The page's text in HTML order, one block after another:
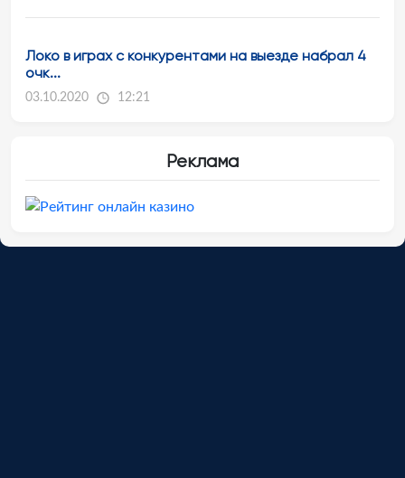
Локо в играх с конкурентами на выезде набрал 4
очк...
03.10.2020 12:21
Реклама